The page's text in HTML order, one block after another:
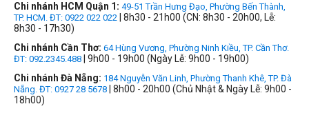
Chi nhánh HCM Quận 1: 49-51 Trần Hưng Đạo, Phường Bến Thành,
TP. HCM. ĐT: 0922 022 022 | 8h30 - 21h00 (CN: 8h30 - 20h00, Lễ:
8h30 - 17h30)
Chi nhánh Cần Thơ: 64 Hùng Vương, Phường Ninh Kiều, TP. Cần Thơ.
ĐT: 092.2345.488 | 9h00 - 19h00 (Ngày Lễ: 9h00 - 19h00)
Chi nhánh Đà Nẵng: 184 Nguyễn Văn Linh, Phường Thanh Khê, TP. Đà
Nẵng. ĐT: 0927 28 5678 | 8h00 - 20h00 (Chủ Nhật & Ngày Lễ: 9h00 -
18h00)